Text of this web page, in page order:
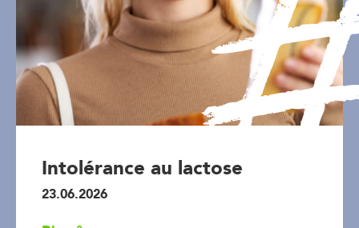
Intolérance au lactose
23.06.2026